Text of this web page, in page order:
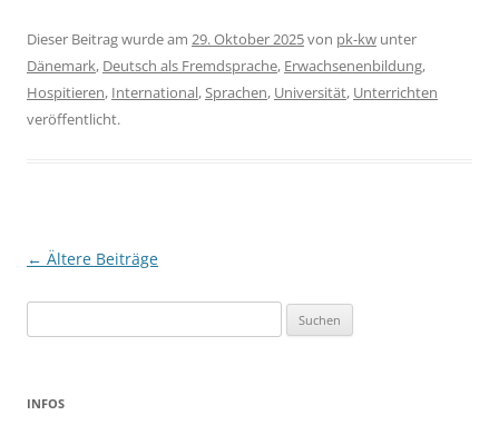
Dieser Beitrag wurde am 29. Oktober 2025von pk-kw unter
Dänemark, Deutsch als Fremdsprache, Erwachsenenbildung,
Hospitieren, International,Sprachen, Universität, Unterrichten
veröffentlicht.
Beitragsnavigation
← Ältere Beiträge
nach:
INFOS